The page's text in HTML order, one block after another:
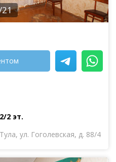
21
2/2 эт.
ул. Гоголевская, д. 88/4